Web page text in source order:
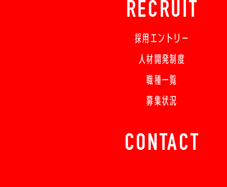
RECRUIT
採用エントリー
人材開発制度
職種一覧
募集状況
CONTACT